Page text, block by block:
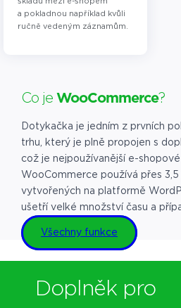
a pokladnou například kvůli
ručně vedeným záznamům.
Co je WooCommerce?
Dotykačka je jedním z prvních
trhu, který je plně propojen s
což je nejpoužívanější e-
WooCommerce používá přes
vytvořených na platformě
ušetří velké množství času a
Všechny funkce
Doplněk pro